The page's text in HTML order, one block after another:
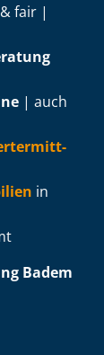
fair |
| auch
in
Badem